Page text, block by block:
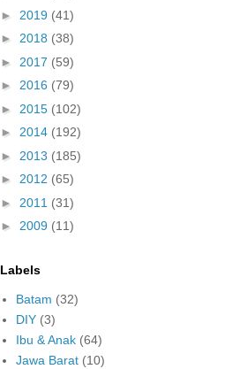
► 2019 (41)
► 2018 (38)
► 2017 (59)
► 2016 (79)
► 2015 (102)
► 2014 (192)
► 2013 (185)
► 2012 (65)
► 2011 (31)
► 2009 (11)
Labels
Batam (32)
DIY (3)
Ibu & Anak (64)
Jawa Barat (10)